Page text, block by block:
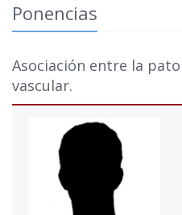
Ponencias
Asociación entre la
vascular.